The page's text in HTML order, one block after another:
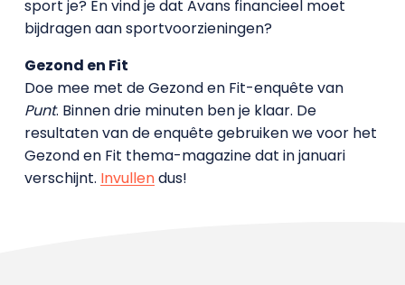
sport je? En vind je dat Avans financieel moet
bijdragen aan sportvoorzieningen?
Gezond en Fit
Doe mee met de Gezond en Fit-enquête van
Punt. Binnen drie minuten ben je klaar. De
resultaten van de enquête gebruiken we voor het
Gezond en Fit thema-magazine dat in januari
verschijnt. Invullendus!